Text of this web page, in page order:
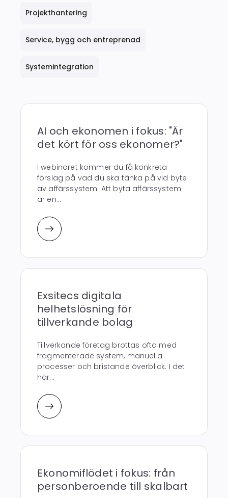
Projekthantering
Service, bygg och entreprenad
Systemintegration
AI och ekonomen i fokus: "Är
det kört för oss ekonomer?"
I webinaret kommer du få konkreta
förslag på vad du ska tänka på vid byte
av affärssystem. Att byta affärssystem
är en...
Exsitecs digitala
helhetslösning för
tillverkande bolag
Tillverkande företag brottas ofta med
fragmenterade system, manuella
processer och bristande överblick. I det
här...
Ekonomiflödet i fokus: från
personberoende till skalbart